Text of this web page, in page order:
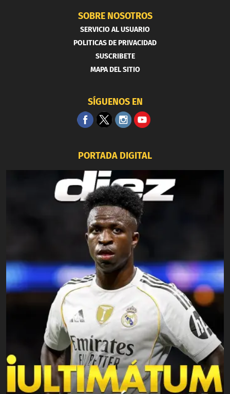
SOBRE NOSOTROS
SERVICIO AL USUARIO
POLITICAS DE PRIVACIDAD
SUSCRIBETE
MAPA DEL SITIO
SÍGUENOS EN
PORTADA DIGITAL